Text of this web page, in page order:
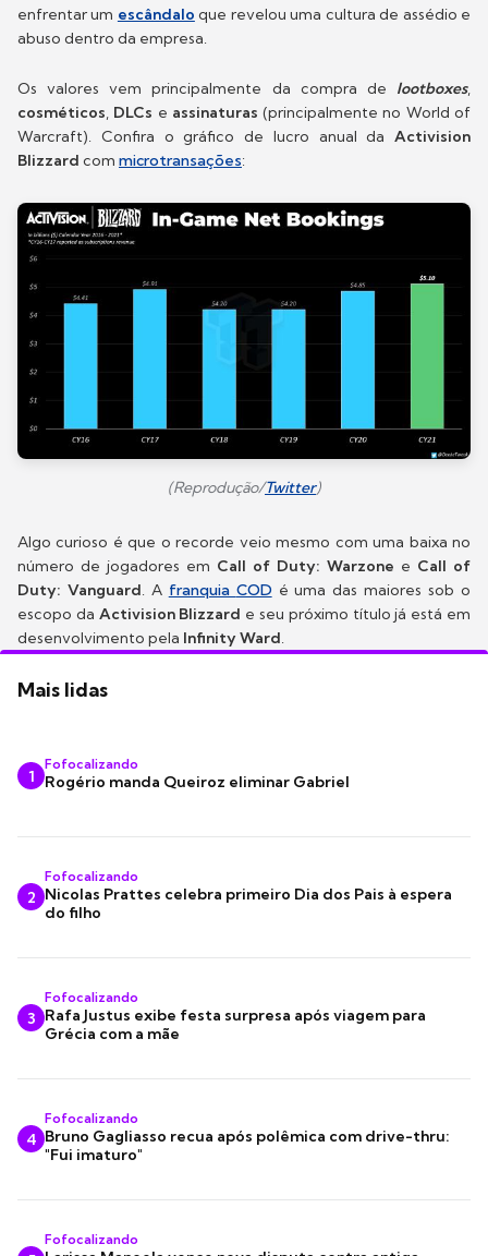
enfrentar um escândalo que revelou uma cultura de assédio e
abuso dentro da empresa.
Os valores vem principalmente da compra de lootboxes,
cosméticos, DLCs e assinaturas (principalmente no World of
Warcraft). Confira o gráfico de lucro anual da Activision
Blizzard com microtransações:
(Reprodução/Twitter)
Algo curioso é que o recorde veio mesmo com uma baixa no
número de jogadores em Call of Duty: Warzone e Call of
Duty: Vanguard. A franquia COD é uma das maiores sob o
escopo da Activision Blizzard e seu próximo título já está em
desenvolvimento pela Infinity Ward.
Mais lidas
1
Fofocalizando
Rogério manda Queiroz eliminar Gabriel
2
Fofocalizando
Nicolas Prattes celebra primeiro Dia dos Pais à espera
do filho
3
Fofocalizando
Rafa Justus exibe festa surpresa após viagem para
Grécia com a mãe
4
Fofocalizando
Bruno Gagliasso recua após polêmica com drive-thru:
"Fui imaturo"
Fofocalizando